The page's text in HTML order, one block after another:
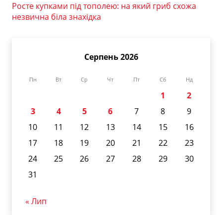
Росте купками під тополею: на який гриб схожа
незвична біла знахідка
Серпень 2026
Пн Вт Ср Чт Пт Сб Нд
1
2
3
4 5 6 7 8
9
10
11 12 13 14 15
16
17
18 19 20 21 22
23
24
25 26 27 28 29
30
31
« Лип